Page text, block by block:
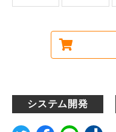
システム開発